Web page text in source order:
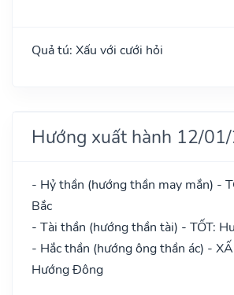
Quả tú: Xấu với cưới hỏi
Hướng xuất hành 12/
- Hỷ thần (hướng thần may mắn) -
Bắc
- Tài thần (hướng thần tài) - TỐT:
- Hắc thần (hướng ông thần ác) -
Hướng Đông